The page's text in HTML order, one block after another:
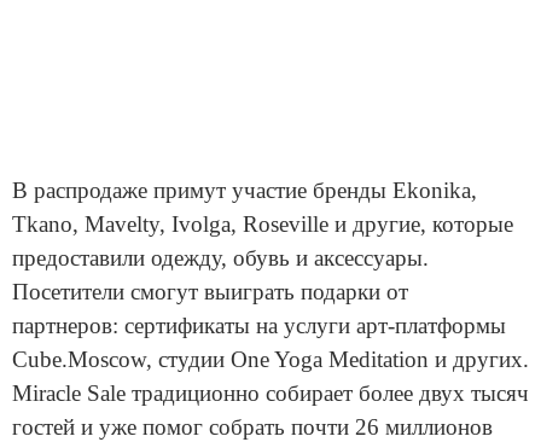
В распродаже примут участие бренды Ekonika,
Tkano, Mavelty, Ivolga, Roseville и другие, которые
предоставили одежду, обувь и аксессуары.
Посетители смогут выиграть подарки от
партнеров: сертификаты на услуги арт-платформы
Cube.Moscow, студии One Yoga Meditation и других.
Miracle Sale традиционно собирает более двух тысяч
гостей и уже помог собрать почти 26 миллионов